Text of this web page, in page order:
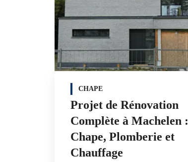
CHAPE
Projet de Rénovation
Complète à Machelen :
Chape, Plomberie et
Chauffage